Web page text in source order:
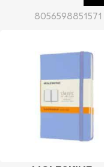
8056598851571